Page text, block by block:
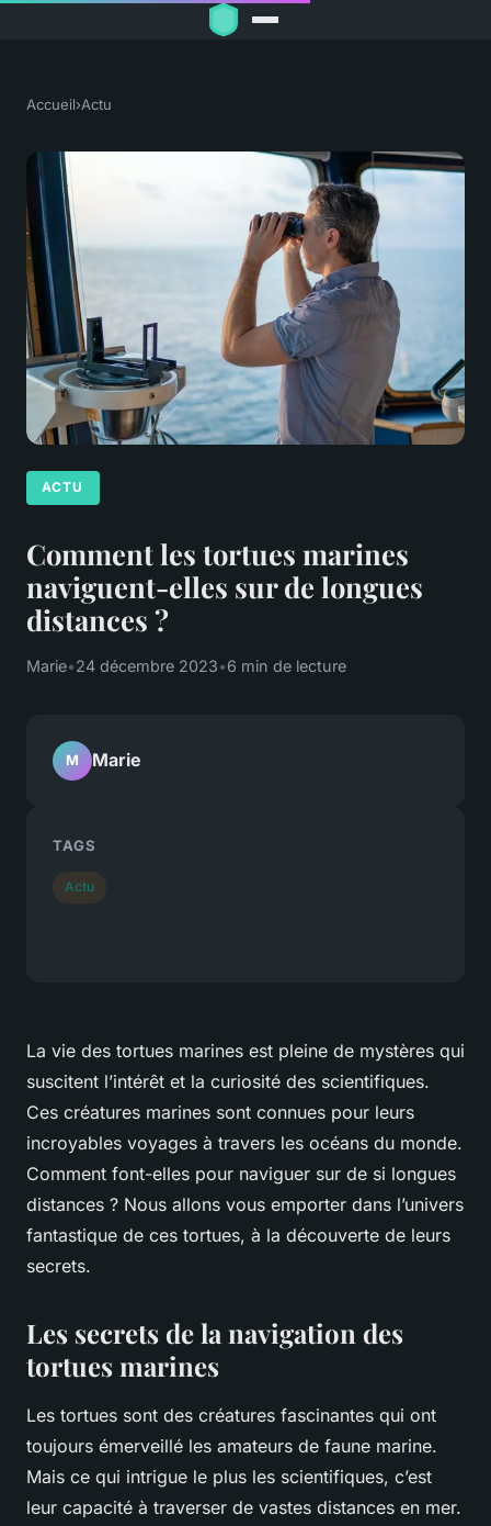
Accueil›Actu
ACTU
Comment les tortues marines
naviguent-elles sur de longues
distances ?
Marie•24 décembre 2023•6 min de lecture
La vie des tortues marines est pleine de mystères qui
suscitent l’intérêt et la curiosité des scientifiques.
Ces créatures marines sont connues pour leurs
incroyables voyages à travers les océans du monde.
Comment font-elles pour naviguer sur de si longues
distances ? Nous allons vous emporter dans l’univers
fantastique de ces tortues, à la découverte de leurs
secrets.
Les secrets de la navigation des
tortues marines
Les tortues sont des créatures fascinantes qui ont
toujours émerveillé les amateurs de faune marine.
Mais ce qui intrigue le plus les scientifiques, c’est
leur capacité à traverser de vastes distances en mer.
M Marie
TAGS
Actu